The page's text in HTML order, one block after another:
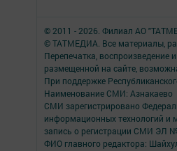
© 2011 - 2026. Филиал АО
© ТАТМЕДИА. Все материалы,
Перепечатка,
размещенной на сайте,
При поддержке
Наименование СМИ: Азнакаево
СМИ зарегистрировано
информационных технологий и
запись о регистрации СМИ ЭЛ
ФИО главного редактора: